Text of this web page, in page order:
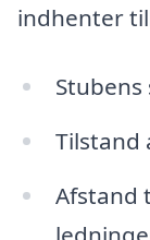
indhenter
Tilstand
Afstand